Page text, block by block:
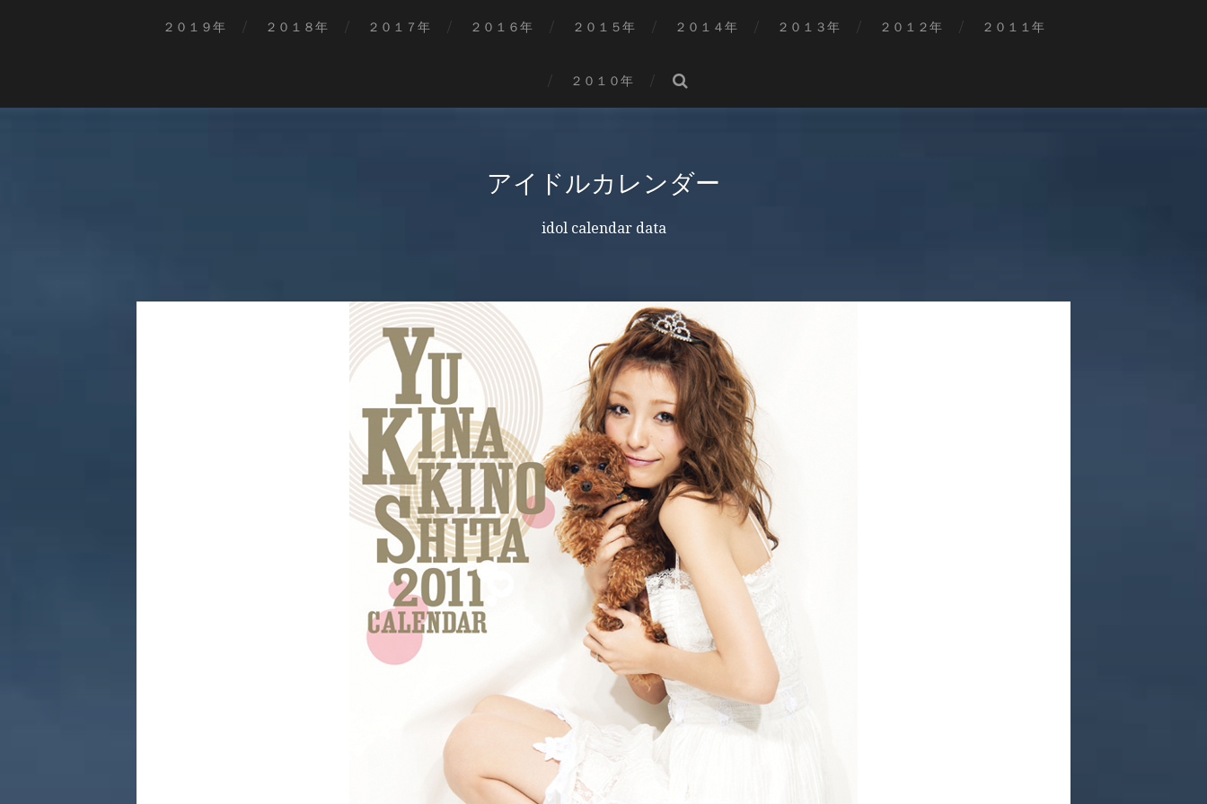
２０１９年 ２０１８年 ２０１７年 ２０１６年 ２０１５年 ２０１４年 ２０１３年 ２０１２年 ２０１１年
２０１０年
アイドルカレンダー
idol calendar data